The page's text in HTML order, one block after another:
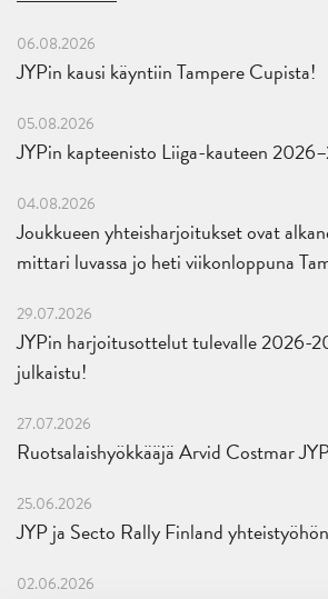
06.08.2026
JYPin kausi käyntiin Tampere Cupista!
05.08.2026
JYPin kapteenisto Liiga-kauteen
04.08.2026
Joukkueen yhteisharjoitukset ovat
mittari luvassa jo heti viikonloppuna
29.07.2026
JYPin harjoitusottelut tulevalle 2026-
julkaistu!
27.07.2026
Ruotsalaishyökkääjä Arvid Costmar
25.06.2026
JYP ja Secto Rally Finland yhteistyöhön
02.06.2026